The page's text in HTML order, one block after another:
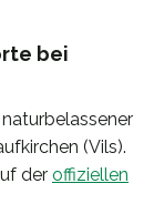
bei
naturbelassener
(Vils).
der offiziellen